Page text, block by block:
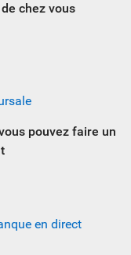
chez vous
pouvez faire un
en direct